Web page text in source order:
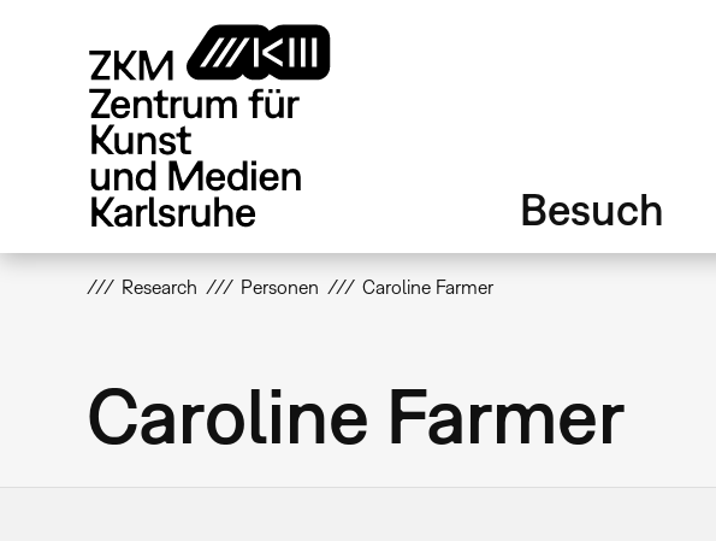
Besuch
Research Personen Caroline Farmer
Caroline Farmer